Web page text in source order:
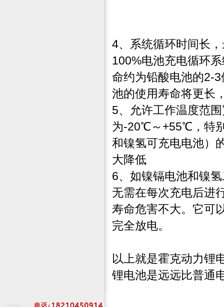
4、系统循环时间长
100%电池充电循环
命约为铅酸电池的2-
池的使用寿命将更长
5、允许工作温度范
为-20℃～+55℃，特
和镍氢可充电电池）
大降低
6、如镍镉电池和镍
无需在每次充电后进
寿命危害不大。它可
完全放电。
以上就是霍克动力锂
锂电池是远远比普通